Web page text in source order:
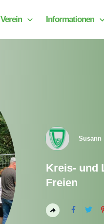
Verein Informationen
Susann
Kreis- und
Freien